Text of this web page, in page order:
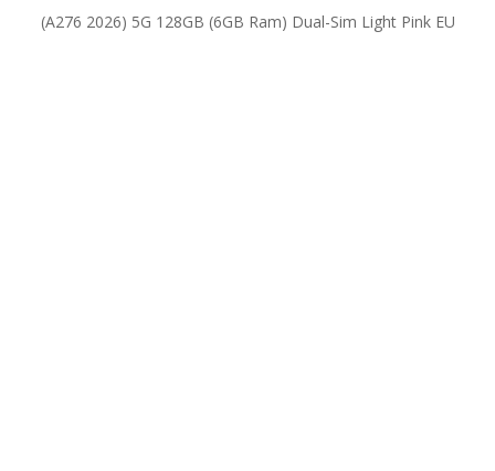
(A276 2026) 5G 128GB (6GB Ram) Dual-Sim Light Pink EU